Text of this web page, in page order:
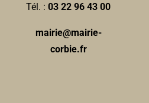
Tél. :03 22 96 43 00
mairie@mairie-
corbie.fr